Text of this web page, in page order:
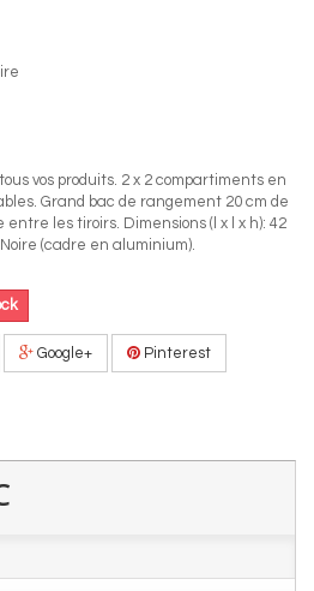
vos produits. 2 x 2 compartiments en
Grand bac de rangement 20 cm de
entre les tiroirs. Dimensions (l x l x h): 42
(cadre en aluminium).
Google+ Pinterest